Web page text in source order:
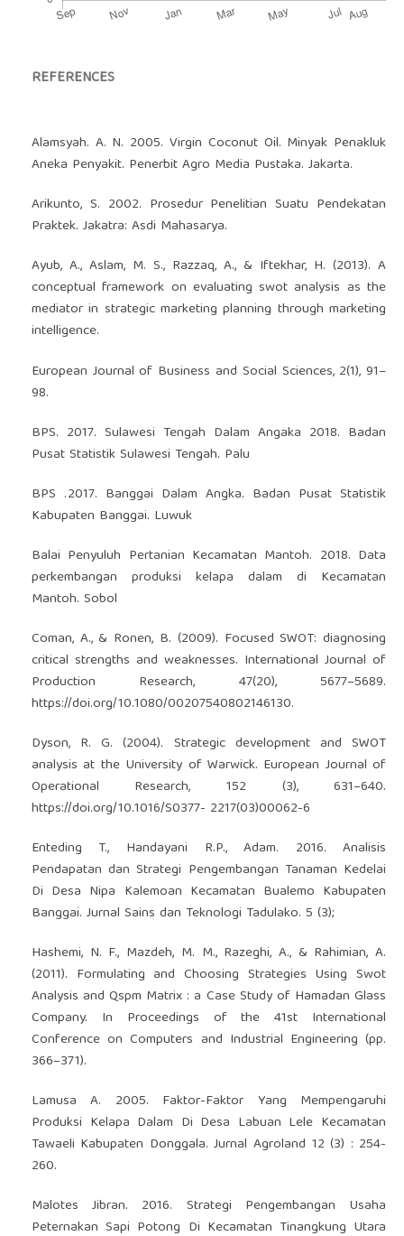
REFERENCES
Alamsyah. A. N. 2005. Virgin Coconut Oil. Minyak Penakluk
Aneka Penyakit. Penerbit Agro Media Pustaka. Jakarta.
Arikunto, S. 2002. Prosedur Penelitian Suatu Pendekatan
Praktek. Jakatra: Asdi Mahasarya.
Ayub, A., Aslam, M. S., Razzaq, A., & Iftekhar, H. (2013). A
conceptual framework on evaluating swot analysis as the
mediator in strategic marketing planning through marketing
intelligence.
European Journal of Business and Social Sciences, 2(1), 91–
98.
BPS. 2017. Sulawesi Tengah Dalam Angaka 2018. Badan
Pusat Statistik Sulawesi Tengah. Palu
BPS .2017. Banggai Dalam Angka. Badan Pusat Statistik
Kabupaten Banggai. Luwuk
Balai Penyuluh Pertanian Kecamatan Mantoh. 2018. Data
perkembangan produksi kelapa dalam di Kecamatan
Mantoh. Sobol
Coman, A., & Ronen, B. (2009). Focused SWOT: diagnosing
critical strengths and weaknesses. International Journal of
Production Research, 47(20), 5677–5689.
https://doi.org/10.1080/00207540802146130.
Dyson, R. G. (2004). Strategic development and SWOT
analysis at the University of Warwick. European Journal of
Operational Research, 152 (3), 631–640.
https://doi.org/10.1016/S0377- 2217(03)00062-6
Enteding T., Handayani R.P., Adam. 2016. Analisis
Pendapatan dan Strategi Pengembangan Tanaman Kedelai
Di Desa Nipa Kalemoan Kecamatan Bualemo Kabupaten
Banggai. Jurnal Sains dan Teknologi Tadulako. 5 (3);
Hashemi, N. F., Mazdeh, M. M., Razeghi, A., & Rahimian, A.
(2011). Formulating and Choosing Strategies Using Swot
Analysis and Qspm Matrix : a Case Study of Hamadan Glass
Company. In Proceedings of the 41st International
Conference on Computers and Industrial Engineering (pp.
366–371).
Lamusa A. 2005. Faktor-Faktor Yang Mempengaruhi
Produksi Kelapa Dalam Di Desa Labuan Lele Kecamatan
Tawaeli Kabupaten Donggala. Jurnal Agroland 12 (3) : 254-
260.
Malotes Jibran. 2016. Strategi Pengembangan Usaha
Peternakan Sapi Potong Di Kecamatan Tinangkung Utara